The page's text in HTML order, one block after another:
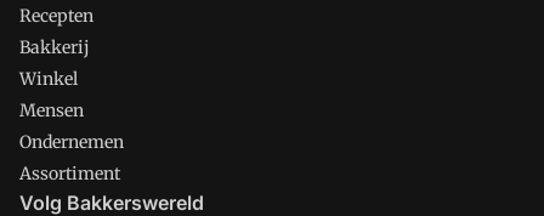
Recepten
Bakkerij
Winkel
Mensen
Ondernemen
Assortiment
Volg Bakkerswereld